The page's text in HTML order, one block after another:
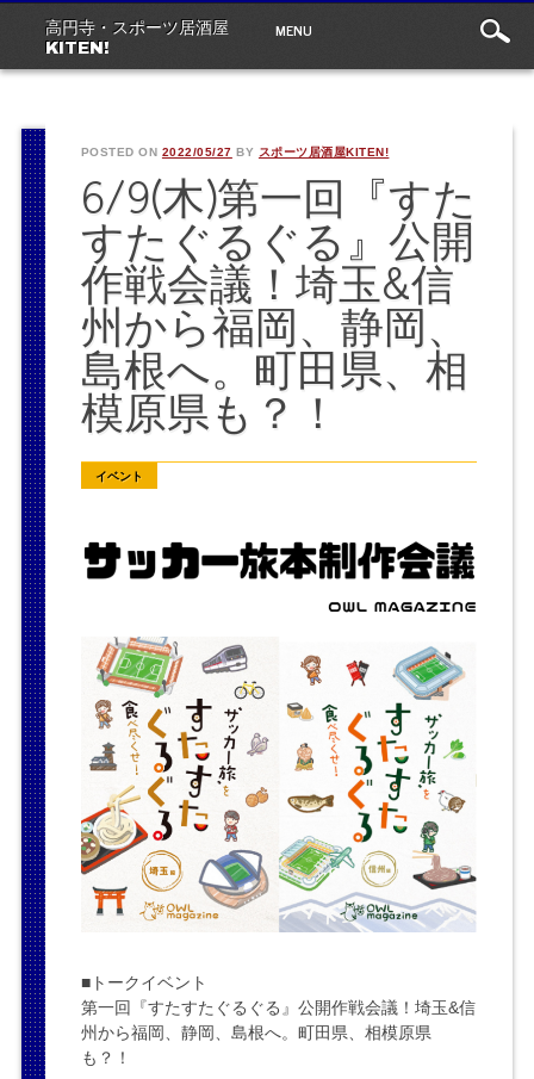
高円寺・スポーツ居酒屋
KITEN!
Main
MENU
POSTED ON 2022/05/27 BY スポーツ居酒屋KITEN!
6/9(木)第一回『すた
すたぐるぐる』公開
作戦会議！埼玉&信
州から福岡、静岡、
島根へ。町田県、相
模原県も？！
イベント
■トークイベント
第一回『すたすたぐるぐる』公開作戦会議！埼玉&信
州から福岡、静岡、島根へ。町田県、相模原県
も？！